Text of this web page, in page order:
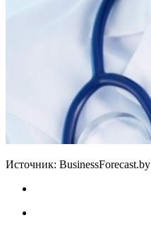
Источник: BusinessForecast.by